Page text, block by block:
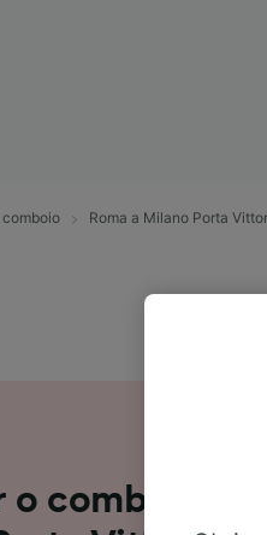
comboio Roma a Milano Porta
o comboio de